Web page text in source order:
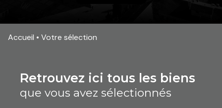
Accueil Votre sélection
retrouvez ici tous les biens
que vous avez sélectionnés